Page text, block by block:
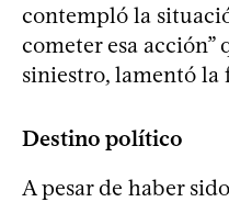
contempló la
cometer esa
siniestro, lamentó la
Destino político
A pesar de haber